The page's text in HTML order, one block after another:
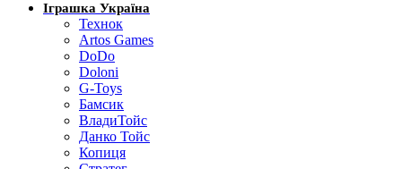
Іграшка Україна
Технок
Artos Games
DoDo
Doloni
G-Toys
Бамсик
ВладиТойс
Данко Тойс
Копиця